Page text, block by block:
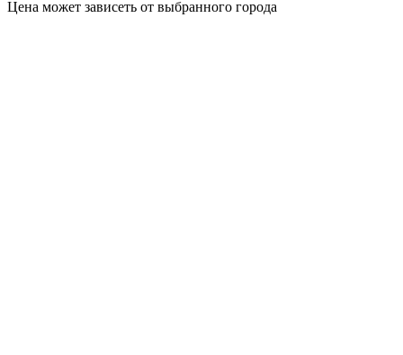
Цена может зависеть от выбранного города